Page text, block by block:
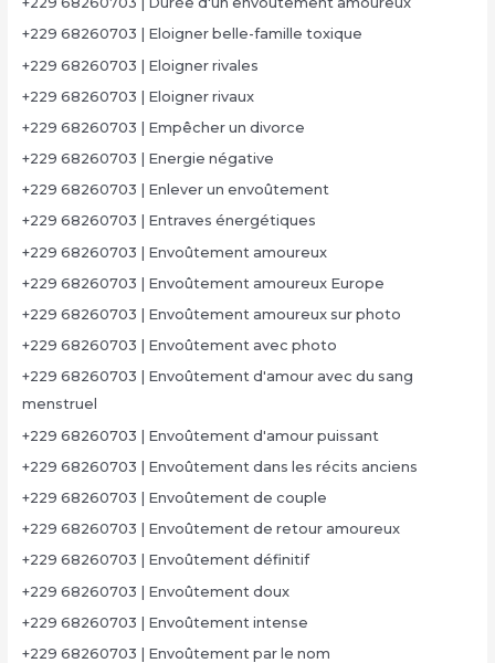
+229 68260703 | Eloigner belle-famille toxique
+229 68260703 | Eloigner rivales
+229 68260703 | Eloigner rivaux
+229 68260703 | Empêcher un divorce
+229 68260703 | Energie négative
+229 68260703 | Enlever un envoûtement
+229 68260703 | Entraves énergétiques
+229 68260703 | Envoûtement amoureux
+229 68260703 | Envoûtement amoureux Europe
+229 68260703 | Envoûtement amoureux sur photo
+229 68260703 | Envoûtement avec photo
+229 68260703 | Envoûtement d'amour avec du sang
menstruel
+229 68260703 | Envoûtement d'amour puissant
+229 68260703 | Envoûtement dans les récits anciens
+229 68260703 | Envoûtement de couple
+229 68260703 | Envoûtement de retour amoureux
+229 68260703 | Envoûtement définitif
+229 68260703 | Envoûtement doux
+229 68260703 | Envoûtement intense
+229 68260703 | Envoûtement par le nom